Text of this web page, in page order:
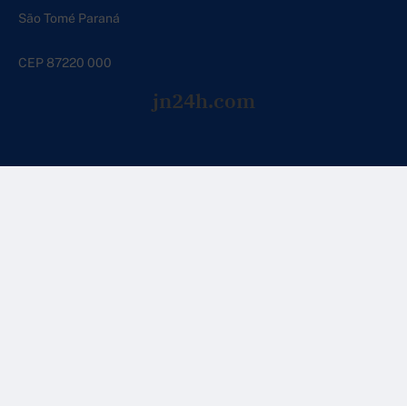
São Tomé Paraná
CEP 87220 000
jn24h.com